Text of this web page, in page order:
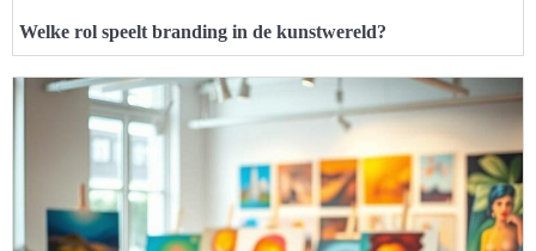
Welke rol speelt branding in de kunstwereld?